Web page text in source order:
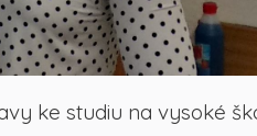
ke studiu na vysoké